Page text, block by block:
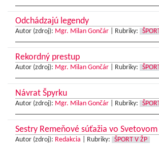
Odchádzajú legendy
Autor (zdroj): Mgr. Milan Gončár Rubriky:
Rekordný prestup
Autor (zdroj): Mgr. Milan Gončár Rubriky:
Návrat Špyrku
Autor (zdroj): Mgr. Milan Gončár Rubriky:
Sestry Remeňové súťažia vo
Autor (zdroj): Redakcia Rubriky: ŠPORT V ŽP